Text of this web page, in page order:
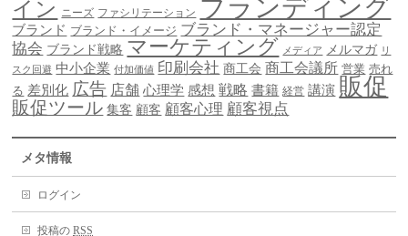
イン ニーズ ファシリテーション ブランディング
ブランド ブランド・イメージ ブランド・マネージャー認定
協会 ブランド戦略 マーケティング メディア メルマガ リ
スク回避 中小企業 付加価値 印刷会社 商工会 商工会議所 営業 売れ
る 差別化 広告 店舗 心理学 感想 戦略 書籍 経営 講演 販促
販促ツール 集客 顧客 顧客心理 顧客視点
メタ情報
ログイン
投稿のRSS